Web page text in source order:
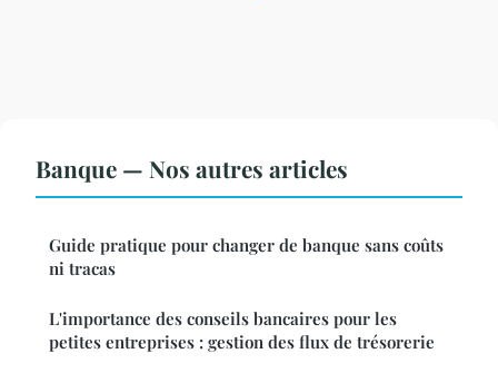
Banque — Nos autres articles
Guide pratique pour changer de banque sans coûts
ni tracas
L'importance des conseils bancaires pour les
petites entreprises : gestion des flux de trésorerie